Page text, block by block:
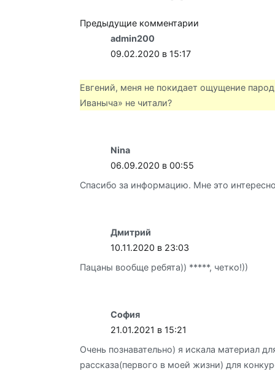
Навигация
комментариям
Предыдущие комментарии
admin200
09.02.2020 в 15:17
Евгений, меня не покидает ощущение
Иваныча» не читали?
Nina
06.09.2020 в 00:55
Спасибо за информацию. Мне это
Дмитрий
10.11.2020 в 23:03
Пацаны вообще ребята)) *****, четко!))
София
21.01.2021 в 15:21
Очень познавательно) я искала материал
рассказа(первого в моей жизни) для